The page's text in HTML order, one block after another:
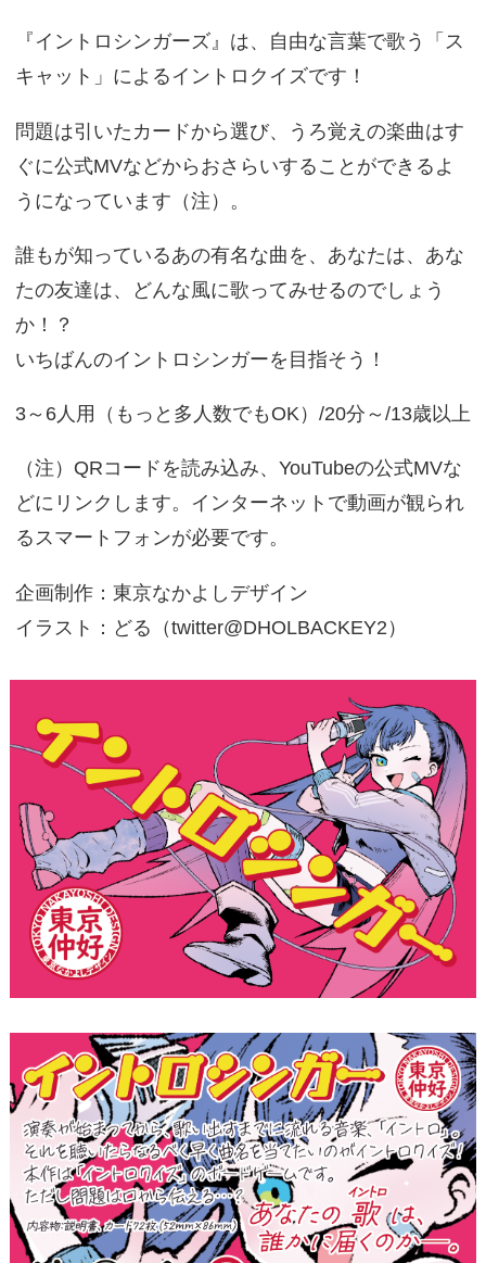
『イントロシンガーズ』は、自由な言葉で歌う「ス
キャット」によるイントロクイズです！
問題は引いたカードから選び、うろ覚えの楽曲はす
ぐに公式MVなどからおさらいすることができるよ
うになっています（注）。
誰もが知っているあの有名な曲を、あなたは、あな
たの友達は、どんな風に歌ってみせるのでしょう
か！？
いちばんのイントロシンガーを目指そう！
3～6人用（もっと多人数でもOK）/20分～/13歳以上
（注）QRコードを読み込み、YouTubeの公式MVな
どにリンクします。インターネットで動画が観られ
るスマートフォンが必要です。
企画制作：東京なかよしデザイン
イラスト：どる（twitter@DHOLBACKEY2）